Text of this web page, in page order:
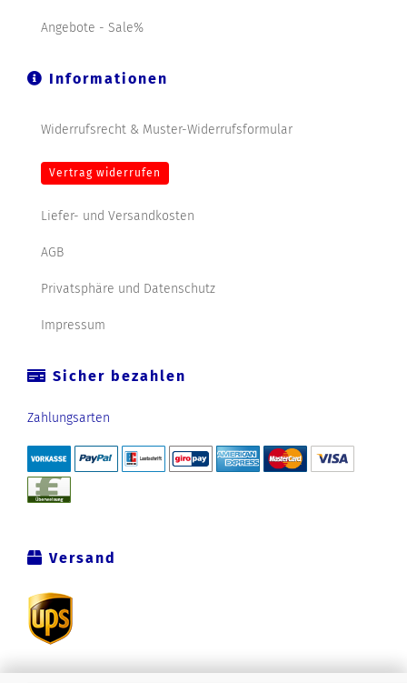
Angebote - Sale%
Informationen
Widerrufsrecht & Muster-Widerrufsformular
Vertrag widerrufen
Liefer- und Versandkosten
AGB
Privatsphäre und Datenschutz
Impressum
Sicher bezahlen
Zahlungsarten
Versand